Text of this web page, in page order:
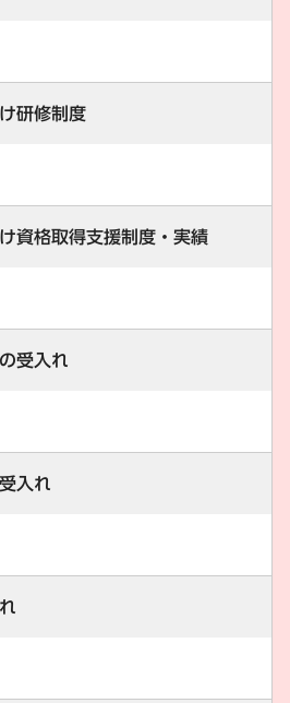
研修制度
資格取得支援制度・実績
受入れ
入れ